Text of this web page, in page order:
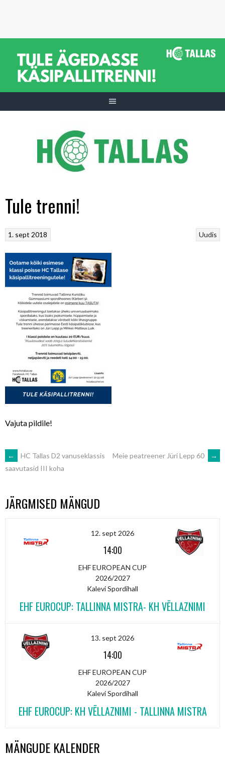
Tule trenni!
Uudis
1. sept 2018
Vajuta pildile!
POST
NAVIGATION
←
HC Tallas D2 vanuseklassis
saavutasid III koha
Meie peatreener Jüri Lepp 60 →
JÄRGMISED MÄNGUD
12. sept 2026
14:00
EHF EUROPEAN CUP
2026/2027
Kalevi Spordihall
EHF EUROCUP: TALLINNA MISTRA- KH VËLLAZNIMI
13. sept 2026
14:00
EHF EUROPEAN CUP
2026/2027
Kalevi Spordihall
EHF EUROCUP: KH VËLLAZNIMI - TALLINNA MISTRA
MÄNGUDE KALENDER